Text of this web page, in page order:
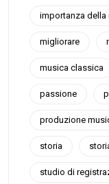
importanza della
migliorare
musica classica
passione
produzione
storia
studio di